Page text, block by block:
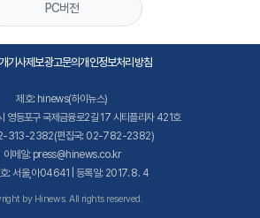
PC버전
기사제보광고문의개인정보처리방침
제호: hinews(하이뉴스)
영등포구 국제금융로2길 17 시티플라자 421호
313-2382(편집국: 02-782-2382)
이메일: press@hinews.co.kr
: 서울,아04641 | 등록일: 2017. 8. 4
by Hinews. All rights reserved.